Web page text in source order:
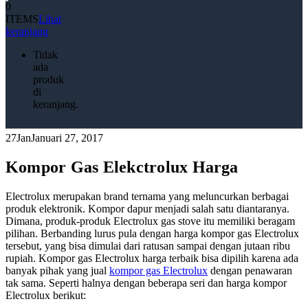
0
ITEMSLihat
keranjang
Tidak
ada
produk
di
keranjang.
27JanJanuari 27, 2017
Kompor Gas Elekctrolux Harga
Electrolux merupakan brand ternama yang meluncurkan berbagai
produk elektronik. Kompor dapur menjadi salah satu diantaranya.
Dimana, produk-produk Electrolux gas stove itu memiliki beragam
pilihan. Berbanding lurus pula dengan harga kompor gas Electrolux
tersebut, yang bisa dimulai dari ratusan sampai dengan jutaan ribu
rupiah. Kompor gas Electrolux harga terbaik bisa dipilih karena ada
banyak pihak yang jual kompor gas Electrolux dengan penawaran
tak sama. Seperti halnya dengan beberapa seri dan harga kompor
Electrolux berikut: